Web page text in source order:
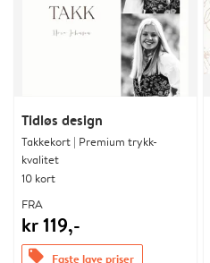
Tidløs design
Takkekort | Premium trykk-
kvalitet
10 kort
FRA
kr 119,-
offers Faste lave priser